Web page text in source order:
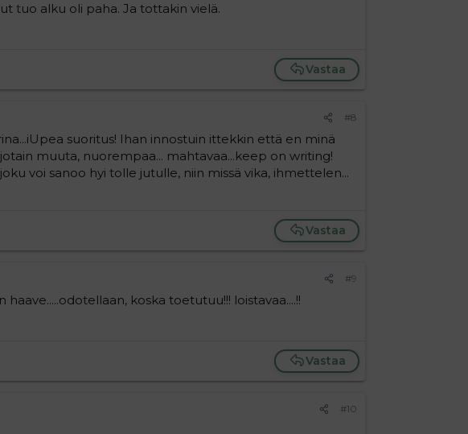
tuo alku oli paha. Ja tottakin vielä.
Vastaa
#8
suoritus! Ihan innostuin ittekkin että en minä
muuta, nuorempaa... mahtavaa...keep on writing!
voi sanoo hyi tolle jutulle, niin missä vika, ihmettelen...
Vastaa
#9
koska toetutuu!!! loistavaa....!!
Vastaa
#10